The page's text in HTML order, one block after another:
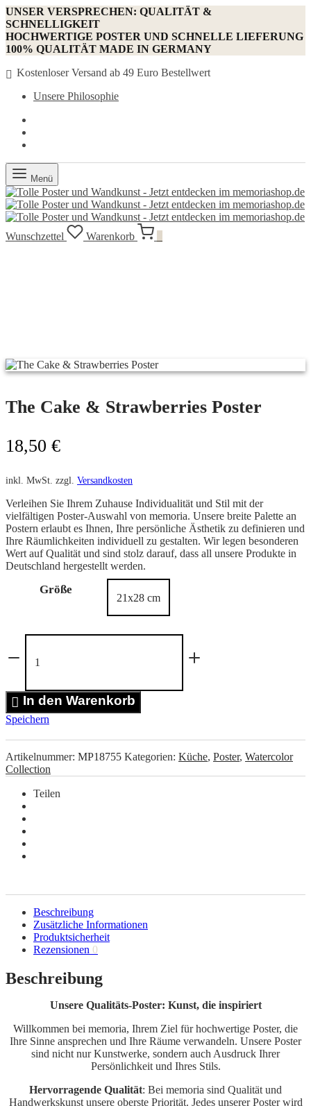
UNSER VERSPRECHEN: QUALITÄT &
SCHNELLIGKEIT
HOCHWERTIGE POSTER UND SCHNELLE LIEFERUNG
100% QUALITÄT MADE IN GERMANY
Kostenloser Versand ab 49 Euro Bestellwert
Unsere Philosophie
Menü
Wunschzettel Warenkorb
The Cake & Strawberries Poster
18,50 €
inkl. MwSt. zzgl. Versandkosten
Verleihen Sie Ihrem Zuhause Individualität und Stil mit der
vielfältigen Poster-Auswahl von memoria. Unsere breite Palette an
Postern erlaubt es Ihnen, Ihre persönliche Ästhetik zu definieren und
Ihre Räumlichkeiten individuell zu gestalten. Wir legen besonderen
Wert auf Qualität und sind stolz darauf, dass all unsere Produkte in
Deutschland hergestellt werden.
Größe
The
Poster
Menge
In den Warenkorb
Speichern
Artikelnummer: MP18755 Kategorien: Küche, Poster, Watercolor
Collection
Teilen
Beschreibung
Zusätzliche Informationen
Produktsicherheit
Rezensionen 0
Beschreibung
Unsere Qualitäts-Poster: Kunst, die inspiriert
Willkommen bei memoria, Ihrem Ziel für hochwertige Poster, die
Ihre Sinne ansprechen und Ihre Räume verwandeln. Unsere Poster
sind nicht nur Kunstwerke, sondern auch Ausdruck Ihrer
Persönlichkeit und Ihres Stils.
Hervorragende Qualität: Bei memoria sind Qualität und
Handwerkskunst unsere oberste Priorität. Jedes unserer Poster wird